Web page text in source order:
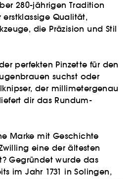
280-jährigen Tradition
Qualität,
die Präzision und Stil
perfekten Pinzette für den
suchst oder
der millimetergenau
dir das Rundum-
Marke mit Geschichte
eine der ältesten
Gegründet wurde das
im Jahr 1731 in Solingen,